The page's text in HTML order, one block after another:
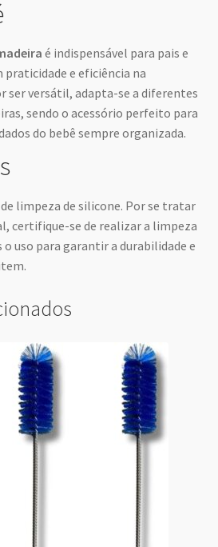
é indispensável para pais e
praticidade e eficiência na
ser versátil, adapta-se a diferentes
sendo o acessório perfeito para
do bebê sempre organizada.
limpeza de silicone. Por se tratar
certifique-se de realizar a limpeza
o uso para garantir a durabilidade e